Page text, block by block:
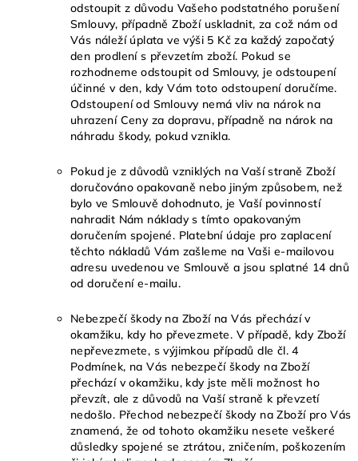
odstoupit z důvodu Vašeho podstatného porušení
Smlouvy, případně Zboží uskladnit, za což nám od
Vás náleží úplata ve výši 5 Kč za každý započatý
den prodlení s převzetím zboží. Pokud se
rozhodneme odstoupit od Smlouvy, je odstoupení
účinné v den, kdy Vám toto odstoupení doručíme.
Odstoupení od Smlouvy nemá vliv na nárok na
uhrazení Ceny za dopravu, případně na nárok na
náhradu škody, pokud vznikla.
Pokud je z důvodů vzniklých na Vaší straně Zboží
doručováno opakovaně nebo jiným způsobem, než
bylo ve Smlouvě dohodnuto, je Vaší povinností
nahradit Nám náklady s tímto opakovaným
doručením spojené. Platební údaje pro zaplacení
těchto nákladů Vám zašleme na Vaši e-mailovou
adresu uvedenou ve Smlouvě a jsou splatné 14 dnů
od doručení e-mailu.
Nebezpečí škody na Zboží na Vás přechází v
okamžiku, kdy ho převezmete. V případě, kdy Zboží
nepřevezmete, s výjimkou případů dle čl. 4
Podmínek, na Vás nebezpečí škody na Zboží
přechází v okamžiku, kdy jste měli možnost ho
převzít, ale z důvodů na Vaší straně k převzetí
nedošlo. Přechod nebezpečí škody na Zboží pro Vás
znamená, že od tohoto okamžiku nesete veškeré
důsledky spojené se ztrátou, zničením, poškozením